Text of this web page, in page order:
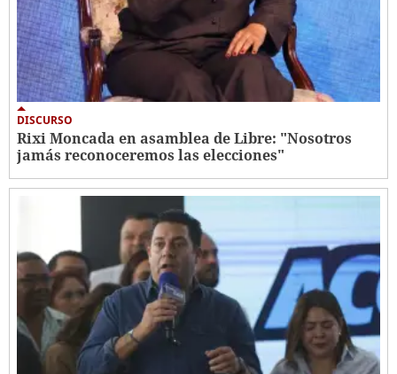
DISCURSO
Rixi Moncada en asamblea de Libre: "Nosotros
jamás reconoceremos las elecciones"